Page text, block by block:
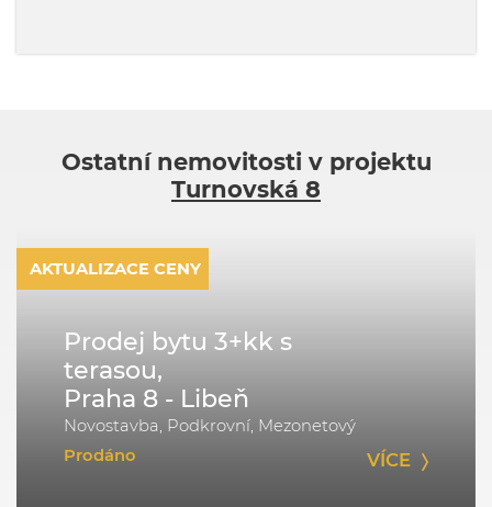
Ostatní nemovitosti v projektu
Turnovská 8
AKTUALIZACE CENY
Prodej bytu 3+kk s
terasou,
Praha 8 - Libeň
Novostavba, Podkrovní, Mezonetový
Prodáno
VÍCE